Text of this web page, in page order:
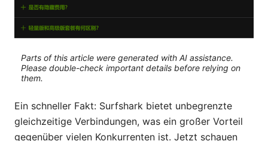
Parts of this article were generated with AI assistance.
Please double-check important details before relying on
them.
Ein schneller Fakt: Surfshark bietet unbegrenzte
gleichzeitige Verbindungen, was ein großer Vorteil
gegenüber vielen Konkurrenten ist. Jetzt schauen